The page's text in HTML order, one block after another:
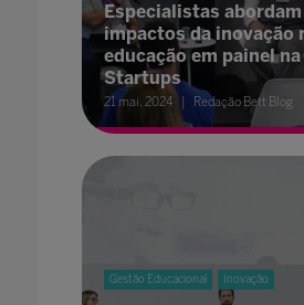
Especialistas abordam
impactos da inovação
educação em painel
Startups
21 mai. 2024 Redação Bett Blog
Gestão Educacional Inovação